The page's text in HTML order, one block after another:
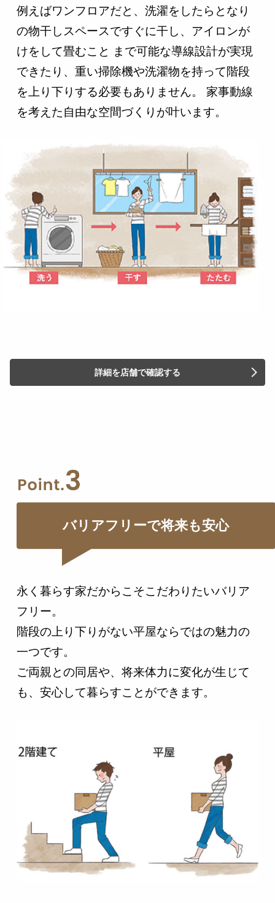
例えばワンフロアだと、洗濯をしたらとなり
の物干しスペースですぐに干し、アイロンが
けをして畳むこと まで可能な導線設計が実現
できたり、重い掃除機や洗濯物を持って階段
を上り下りする必要もありません。 家事動線
を考えた自由な空間づくりが叶います。
詳細を店舗で確認する
バリアフリーで将来も安心
永く暮らす家だからこそこだわりたいバリア
フリー。
階段の上り下りがない平屋ならではの魅力の
一つです。
ご両親との同居や、将来体力に変化が生じて
も、安心して暮らすことができます。